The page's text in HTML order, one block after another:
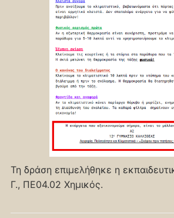
Τη δράση επιμελήθηκε η
Γ., ΠΕ04.02 Χημικός.